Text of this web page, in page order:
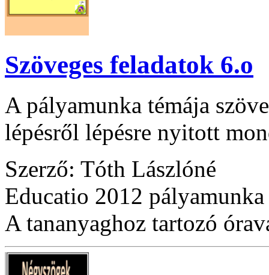
Szöveges feladatok 6.o
A pályamunka témája
lépésről lépésre nyitott
Szerző: Tóth Lászlóné
Educatio 2012 pályamunka
A tananyaghoz tartozó